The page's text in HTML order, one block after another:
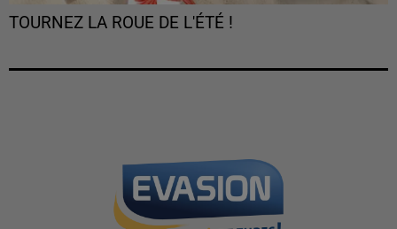
TOURNEZ LA ROUE DE L'ÉTÉ !